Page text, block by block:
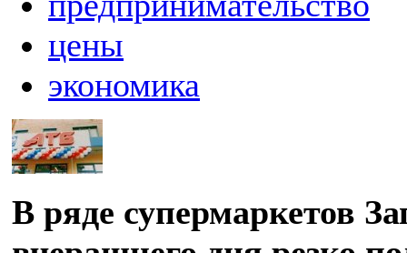
цены
экономика
В ряде супермаркетов